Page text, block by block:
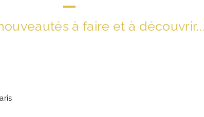
à faire et à découvrir...